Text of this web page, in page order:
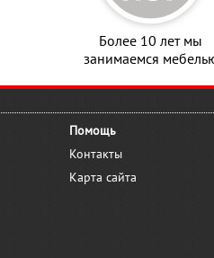
Более 10 лет мы
занимаемся
Помощь
Контакты
Карта сайта